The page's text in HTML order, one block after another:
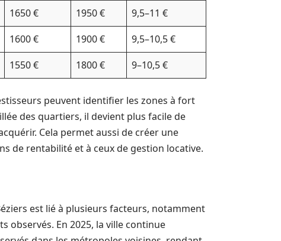
1650 € 1950 €
9,5–11 €
1600 € 1900 €
9,5–10,5 €
1550 € 1800 € 9–10,5 €
peuvent identifier les zones à fort
des quartiers, il devient plus facile de
Cela permet aussi de créer une
de rentabilité et à ceux de gestion locative.
est lié à plusieurs facteurs, notamment
observés. En 2025, la ville continue